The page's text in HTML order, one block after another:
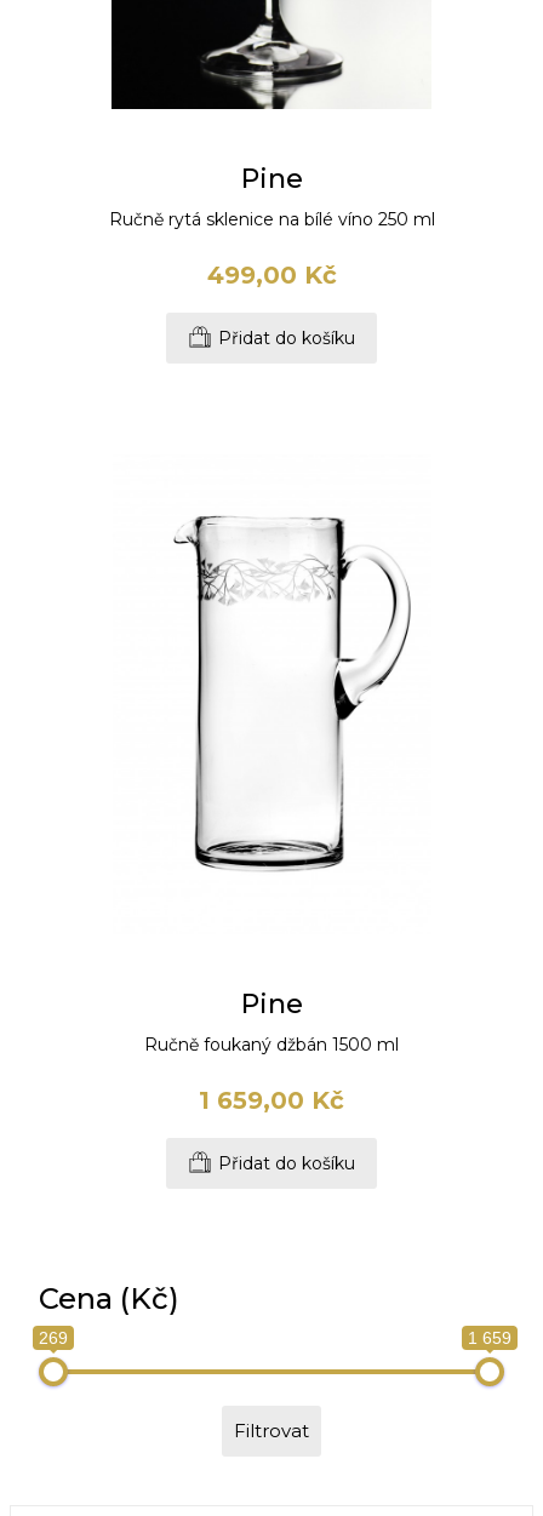
Pine
Ručně rytá sklenice na bílé víno 250 ml
499,00 Kč
Přidat do košíku
Pine
Ručně foukaný džbán 1500 ml
1 659,00 Kč
Přidat do košíku
Cena (Kč)
269 1 659
Filtrovat